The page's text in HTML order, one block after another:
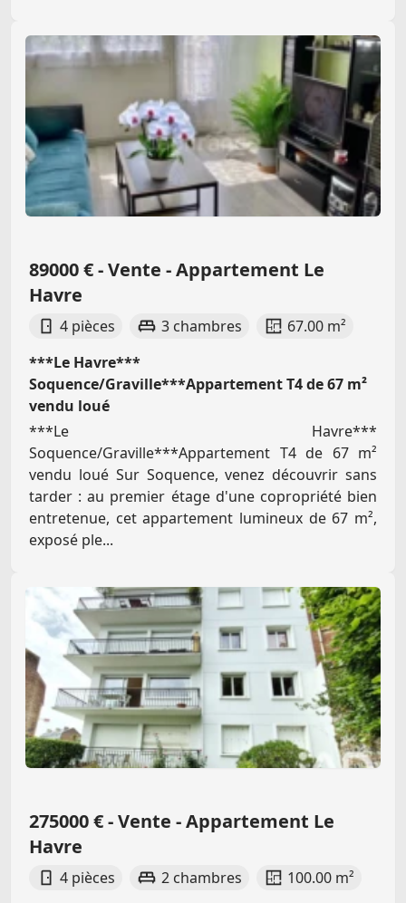
89000 € - Vente - Appartement Le
Havre
4 pièces 3 chambres
67.00 m²
***Le Havre***
Soquence/Graville***Appartement T4 de 67 m²
vendu loué
***Le Havre***
Soquence/Graville***Appartement T4 de 67 m²
vendu loué Sur Soquence, venez découvrir sans
tarder : au premier étage d'une copropriété bien
entretenue, cet appartement lumineux de 67 m²,
exposé ple...
275000 € - Vente - Appartement Le
Havre
4 pièces 2 chambres
100.00 m²